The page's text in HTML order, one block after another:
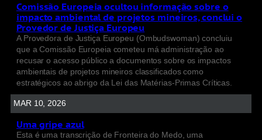
Comissão Europeia ocultou informação sobre o
impacto ambiental de projetos mineiros, conclui o
Provedor de Justiça Europeu
A Provedora de Justiça Europeu (Ombudswoman) concluiu
que a Comissão Europeia cometeu má administração ao
recusar o acesso público a documentos sobre os impactos
ambientais de projetos mineiros classificados como
estratégicos ao abrigo da Lei das Matérias-Primas Críticas.
MAR 10, 2026
Uma gripe azul
Esta é uma transcrição de Fronteira do Medo, uma